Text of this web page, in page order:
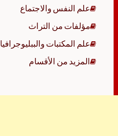
علم النفس والاجتماع
مؤلفات من التراث
علم المكتبات والببليوجرافيا
المزيد من الأقسام